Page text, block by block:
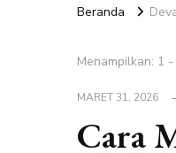
Beranda
Menampilkan: 1
MARET 31, 2026
Cara